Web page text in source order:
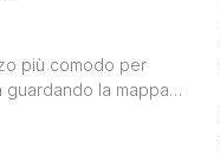
più comodo per
guardando la mappa